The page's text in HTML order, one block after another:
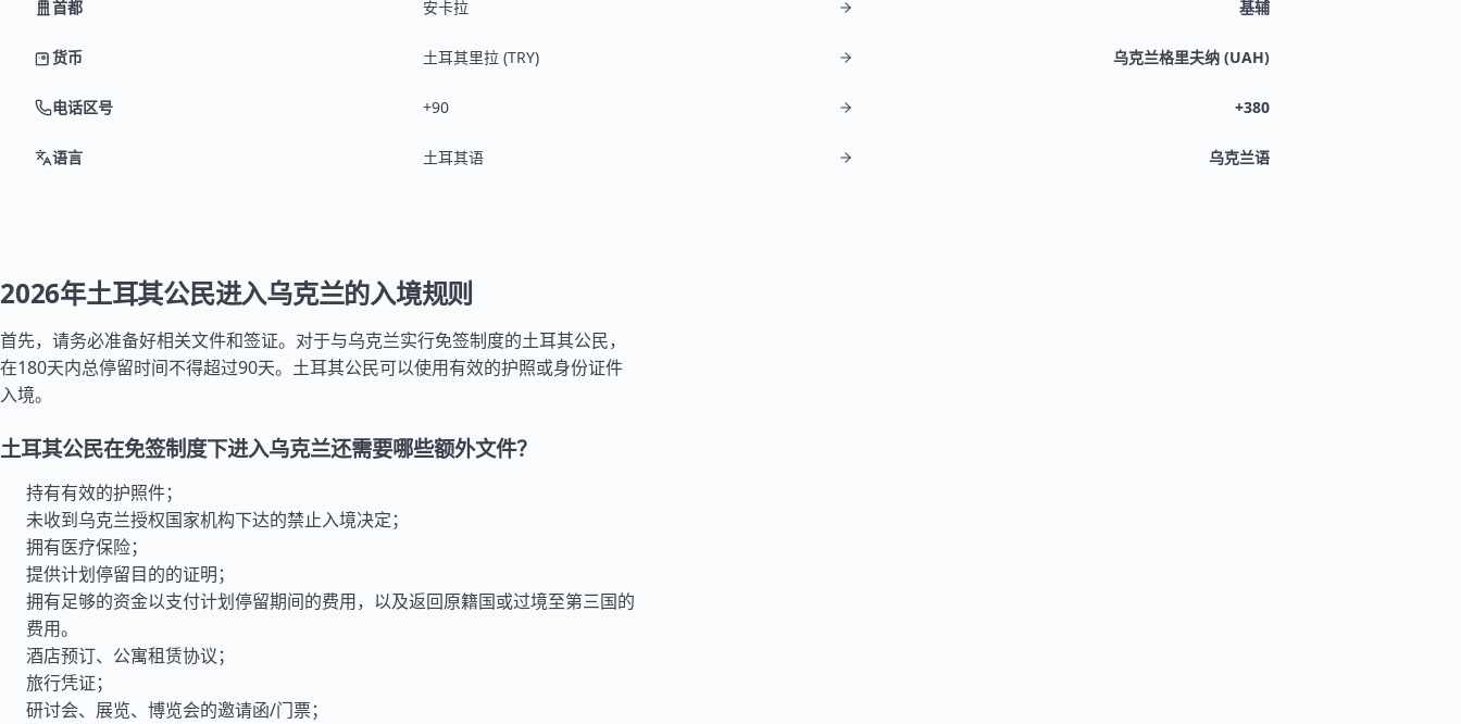
首都 安卡拉 基辅
货币 土耳其里拉 (TRY) 乌克兰格里夫纳 (UAH)
电话区号 +90 +380
语言 土耳其语 乌克兰语
2026年土耳其公民进入乌克兰的入境规则
首先，请务必准备好相关文件和签证。对于与乌克兰实行免签制度的土耳其公民，
在180天内总停留时间不得超过90天。土耳其公民可以使用有效的护照或身份证件
入境。
土耳其公民在免签制度下进入乌克兰还需要哪些额外文件？
持有有效的护照件；
未收到乌克兰授权国家机构下达的禁止入境决定；
拥有医疗保险；
提供计划停留目的的证明；
拥有足够的资金以支付计划停留期间的费用，以及返回原籍国或过境至第三国的
费用。
酒店预订、公寓租赁协议；
旅行凭证；
研讨会、展览、博览会的邀请函/门票；